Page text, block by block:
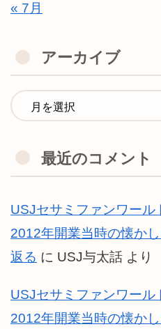
« 7月
アーカイブ
最近のコメント
USJセサミファンワール
2012年開業当時の懐か
返る に USJ与太話 より
USJセサミファンワール
2012年開業当時の懐か